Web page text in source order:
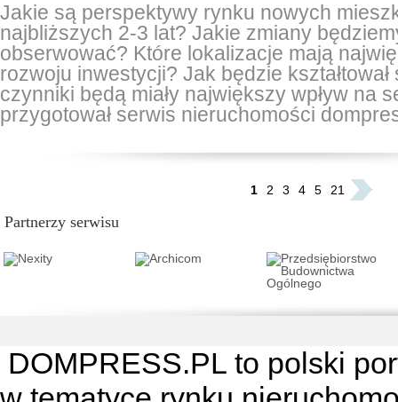
Jakie są perspektywy rynku nowych
najbliższych 2-3 lat? Jakie zmiany
obserwować? Które lokalizacje mają
rozwoju inwestycji? Jak będzie
czynniki będą miały największy wpływ na
przygotował serwis nieruchomości
1 2 3 4 5 21
Partnerzy serwisu
DOMPRESS.PL to polski